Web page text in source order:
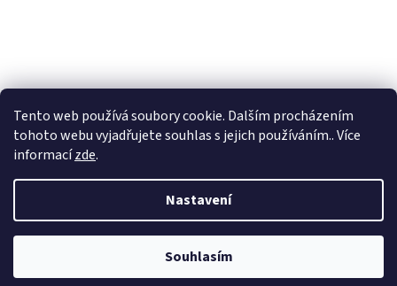
Tento web používá soubory cookie. Dalším procházením
tohoto webu vyjadřujete souhlas s jejich používáním.. Více
informacízde.
Nastavení
Souhlasím
Vytvořeno s ❤ v dílně ViVa marketingu